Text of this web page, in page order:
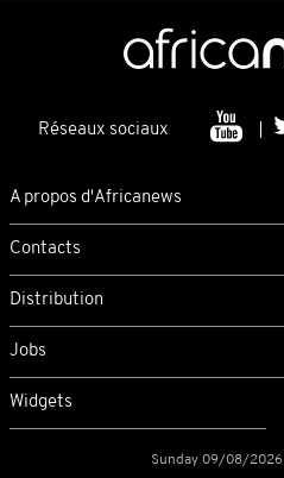
Réseaux sociaux
A propos d'Africanews
Contacts
Distribution
Jobs
Widgets
Sunday 09/08/2026